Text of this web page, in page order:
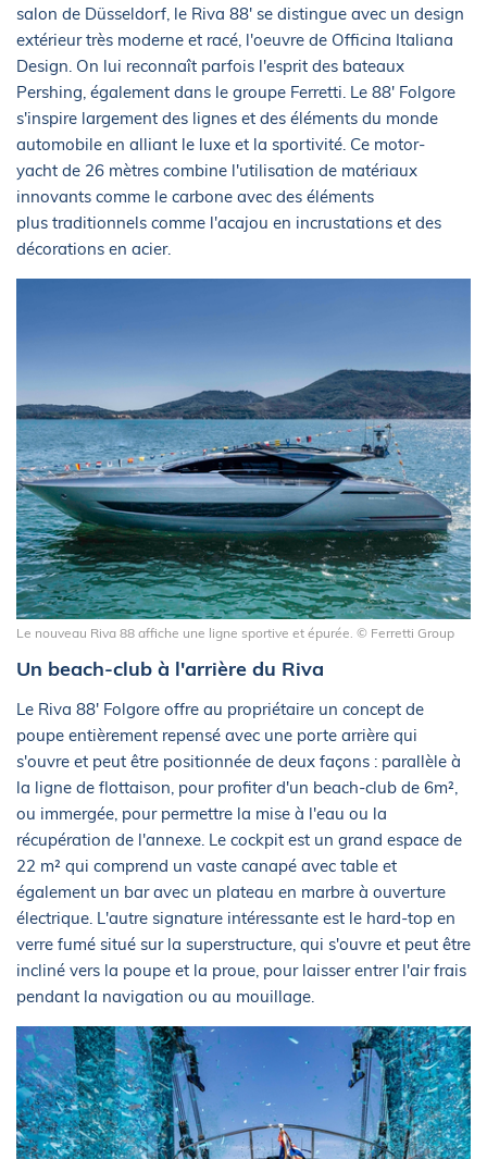
salon de Düsseldorf, le Riva 88' se distingue avec un design
extérieur très moderne et racé, l'oeuvre de Officina Italiana
Design. On lui reconnaît parfois l'esprit des bateaux
Pershing, également dans le groupe Ferretti. Le 88' Folgore
s'inspire largement des lignes et des éléments du monde
automobile en alliant le luxe et la sportivité. Ce motor-
yacht de 26 mètres combine l'utilisation de matériaux
innovants comme le carbone avec des éléments
plus traditionnels comme l'acajou en incrustations et des
décorations en acier.
Le nouveau Riva 88 affiche une ligne sportive et épurée. © Ferretti Group
Un beach-club à l'arrière du Riva
Le Riva 88' Folgore offre au propriétaire un concept de
poupe entièrement repensé avec une porte arrière qui
s'ouvre et peut être positionnée de deux façons : parallèle à
la ligne de flottaison, pour profiter d'un beach-club de 6m²,
ou immergée, pour permettre la mise à l'eau ou la
récupération de l'annexe. Le cockpit est un grand espace de
22 m² qui comprend un vaste canapé avec table et
également un bar avec un plateau en marbre à ouverture
électrique. L'autre signature intéressante est le hard-top en
verre fumé situé sur la superstructure, qui s'ouvre et peut être
incliné vers la poupe et la proue, pour laisser entrer l'air frais
pendant la navigation ou au mouillage.